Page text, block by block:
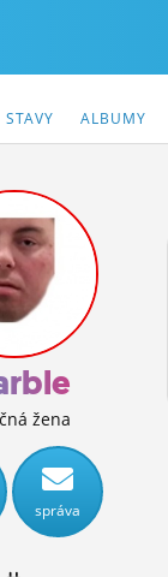
STAVY ALBUMY
žena
správa